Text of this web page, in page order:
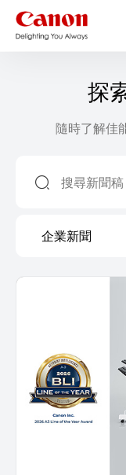
探
隨時了解佳
企業新聞